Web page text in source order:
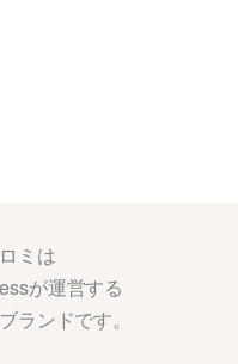
ミは
が運営する
ランドです。